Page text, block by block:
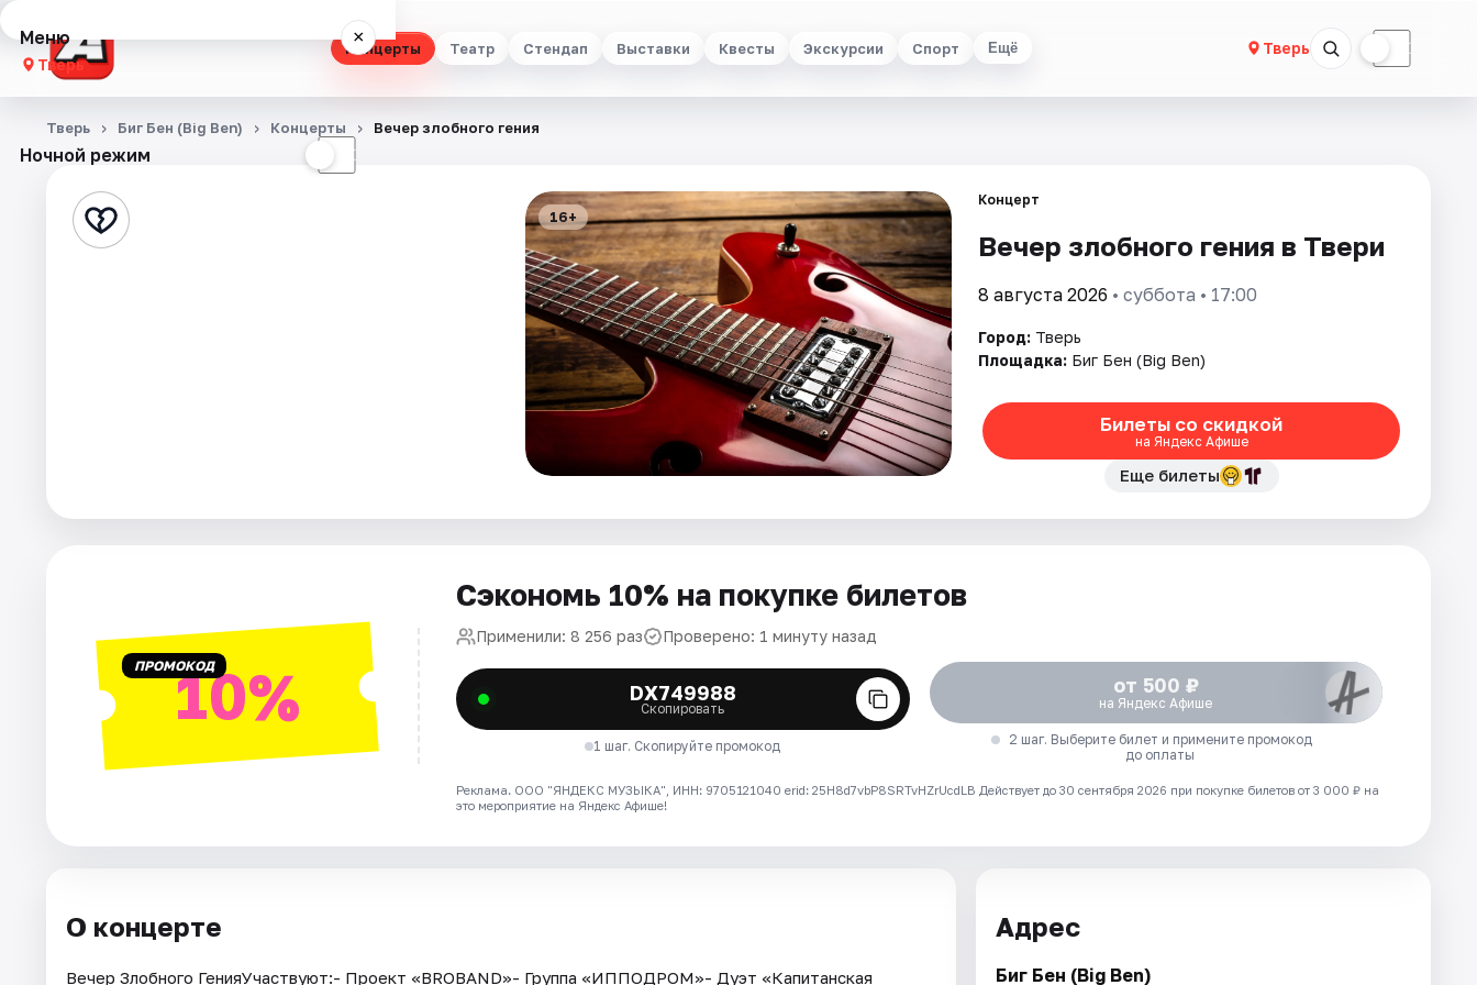
Концерты Театр Стендап Выставки Квесты Экскурсии Спорт Ещё Тверь ☾
Меню ×
Тверь
Концерты
Стендап
Артисты
Ночной режим ☾
Тверь Биг Бен (Big Ben) Концерты Вечер злобного гения
16+
Концерт
Вечер злобного гения в Твери
8 августа 2026 • суббота • 17:00
Город: Тверь
Площадка: Биг Бен (Big Ben)
Билеты со скидкой
на Яндекс Афише
Еще билеты
ПРОМОКОД10%
Сэкономь 10% на покупке билетов
Применили: 8 256 раз Проверено: 1 минуту назад
DX749988
Скопировать
1 шаг. Скопируйте промокод
от 500 ₽
на Яндекс Афише
2 шаг. Выберите билет и примените промокод
до оплаты
Реклама. ООО "ЯНДЕКС МУЗЫКА", ИНН: 9705121040 erid: 25H8d7vbP8SRTvHZrUcdLB Действует до 30 сентября 2026 при покупке билетов от 3 000 ₽ на
это мероприятие на Яндекс Афише!
О концерте
Вечер Злобного ГенияУчаствуют:- Проект «BROBAND»- Группа «ИППОДРОМ»- Дуэт «Капитанская
Адрес
Биг Бен (Big Ben)